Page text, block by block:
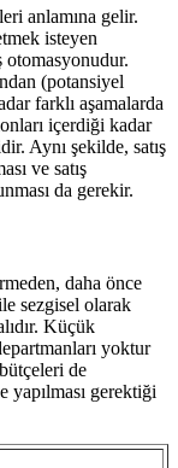
anlamına gelir.
isteyen
(potansiyel
farklı aşamalarda
içerdiği kadar
Aynı şekilde, satış
ve satış
da gerekir.
daha önce
sezgisel olarak
Küçük
yoktur
de
yapılması gerektiği